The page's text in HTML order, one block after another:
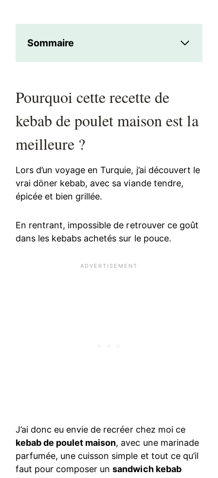
Sommaire
Pourquoi cette recette de
kebab de poulet maison est la
meilleure ?
Lors d’un voyage en Turquie, j’ai découvert le
vrai döner kebab, avec sa viande tendre,
épicée et bien grillée.
En rentrant, impossible de retrouver ce goût
dans les kebabs achetés sur le pouce.
J’ai donc eu envie de recréer chez moi ce
kebab de poulet maison, avec une marinade
parfumée, une cuisson simple et tout ce qu’il
faut pour composer unsandwich kebab